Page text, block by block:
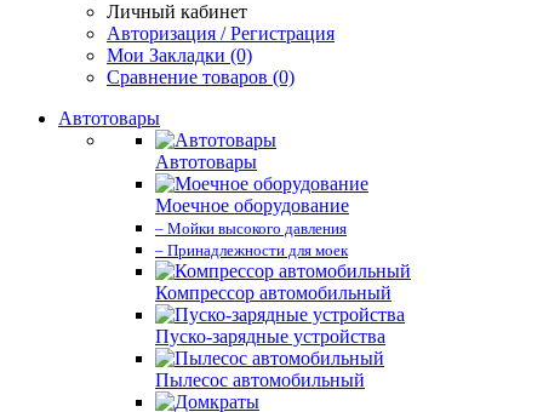
Личный кабинет
Авторизация / Регистрация
Мои Закладки (0)
Сравнение товаров (0)
Автотовары
Автотовары
Моечное оборудование
– Мойки высокого давления
– Принадлежности для моек
Компрессор автомобильный
Пуско-зарядные устройства
Пылесос автомобильный